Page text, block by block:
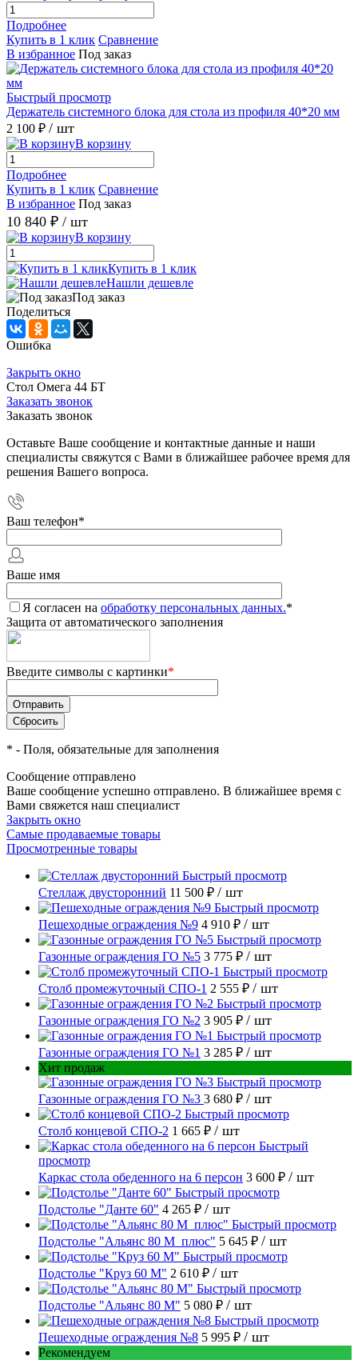
Подробнее
Купить в 1 клик Сравнение
В избранное Под заказ
Быстрый просмотр
Держатель системного блока для стола из профиля 40*20 мм
2 100 ₽ / шт
В корзину
Подробнее
Купить в 1 клик Сравнение
В избранное Под заказ
10 840 ₽ / шт
В корзину
Купить в 1 клик
Нашли дешевле
Под заказ
Поделиться
Ошибка
Закрыть окно
Стол Омега 44 БТ
Заказать звонок
Заказать звонок
Оставьте Ваше сообщение и контактные данные и наши
специалисты свяжутся с Вами в ближайшее рабочее время для
решения Вашего вопроса.
Ваш телефон*
Ваше имя
Я согласен на обработку персональных данных.*
Защита от автоматического заполнения
Введите символы с картинки*
* - Поля, обязательные для заполнения
Сообщение отправлено
Ваше сообщение успешно отправлено. В ближайшее время с
Вами свяжется наш специалист
Закрыть окно
Самые продаваемые товары
Просмотренные товары
Быстрый просмотр
Стеллаж двусторонний 11 500 ₽ / шт
Быстрый просмотр
Пешеходные ограждения №9 4 910 ₽ / шт
Быстрый просмотр
Газонные ограждения ГО №5 3 775 ₽ / шт
Быстрый просмотр
Столб промежуточный СПО-1 2 555 ₽ / шт
Быстрый просмотр
Газонные ограждения ГО №2 3 905 ₽ / шт
Быстрый просмотр
Газонные ограждения ГО №1 3 285 ₽ / шт
Хит продаж
Быстрый просмотр
Газонные ограждения ГО №3 3 680 ₽ / шт
Быстрый просмотр
Столб концевой СПО-2 1 665 ₽ / шт
Быстрый
просмотр
Каркас стола обеденного на 6 персон 3 600 ₽ / шт
Быстрый просмотр
Подстолье "Данте 60" 4 265 ₽ / шт
Быстрый просмотр
Подстолье "Альянс 80 М_плюс" 5 645 ₽ / шт
Быстрый просмотр
Подстолье "Круз 60 М" 2 610 ₽ / шт
Быстрый просмотр
Подстолье "Альянс 80 М" 5 080 ₽ / шт
Быстрый просмотр
Пешеходные ограждения №8 5 995 ₽ / шт
Рекомендуем